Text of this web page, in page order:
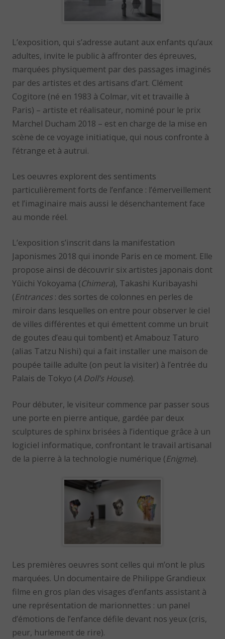
L’exposition, qui s’adresse autant aux enfants qu’aux
adultes, invite le public à affronter des épreuves,
marquées physiquement par des passages imaginés
par des artistes et des artisans d’art. Clément
Cogitore (né en 1983 à Colmar, vit et travaille à
Paris) – artiste et réalisateur, nominé pour le prix
Marchel Ducham 2018 – est en charge de la mise en
scène de ce voyage initiatique, qui nous confronte à
l’étrange et à autrui.
Les oeuvres explorent des sentiments
particulièrement forts de l’enfance : l’émerveillement
et l’imaginaire mais aussi le désenchantement face
au monde réel.
L’exposition s’inscrit dans la manifestation
Japonismes 2018 qui inonde Paris en ce moment. Elle
propose ainsi de découvrir six artistes japonais dont
Yûichi Yokoyama (Chimera), Takashi Kuribayashi
(Entrances : des sortes de colonnes en perles de
miroir dans lesquelles on entre pour observer le ciel
de villes différentes et qui émettent comme un bruit
de goutes d’eau qui tombent) et Amabouz Taturo
(alias Tatzu Nishi) qui a fait installer une maison de
poupée taille adulte (on peut la visiter) à l’entrée du
Palais de Tokyo (A Doll’s House).
Pour débuter, le visiteur commence par passer sous
une porte en pierre antique, gardée par deux
sculptures de sphinx brisées à l’identique grâce à un
logiciel informatique, confrontant le travail artisanal
de la pierre à la technologie numérique (Enigme).
Les premières oeuvres sont celles qui m’ont le plus
marquées. Un documentaire de Philippe Grandieux
filme en gros plan des visages d’enfants assistant à
une représentation de marionnettes : un panel
d’émotions de l’enfance défile devant nos yeux (cris,
peur, hurlement de rire).